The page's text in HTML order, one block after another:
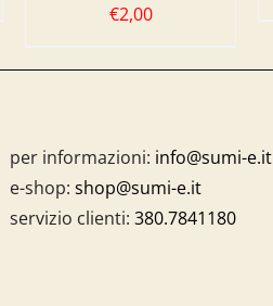
€2,00
per informazioni: info@sumi-e.it
e-shop: shop@sumi-e.it
servizio clienti: 380.7841180